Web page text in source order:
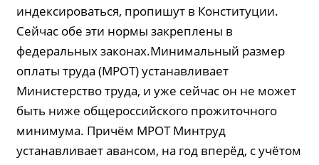
индексироваться, пропишут в Конституции.
Сейчас обе эти нормы закреплены в
федеральных законах.Минимальный размер
оплаты труда (МРОТ) устанавливает
Министерство труда, и уже сейчас он не может
быть ниже общероссийского прожиточного
минимума. Причём МРОТ Минтруд
устанавливает авансом, на год вперёд, с учётом